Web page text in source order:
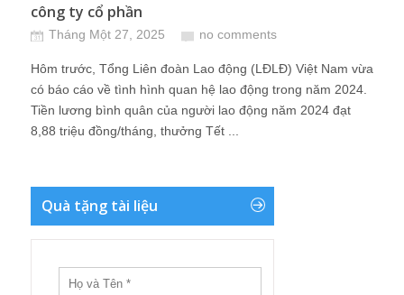
công ty cổ phần
Tháng Một 27, 2025 no comments
Hôm trước, Tổng Liên đoàn Lao động (LĐLĐ) Việt Nam vừa
có báo cáo về tình hình quan hệ lao động trong năm 2024.
Tiền lương bình quân của người lao động năm 2024 đạt
8,88 triệu đồng/tháng, thưởng Tết ...
Quà tặng tài liệu